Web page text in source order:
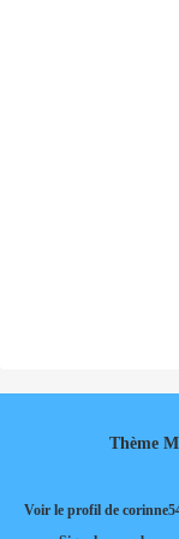
Thème
Voir le profil de